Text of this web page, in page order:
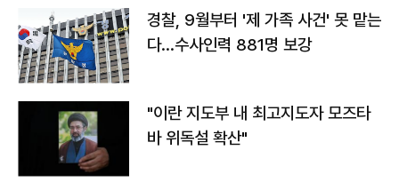
경찰, 9월부터 '제 가족 사건' 못 맡는
다…수사인력 881명 보강
"이란 지도부 내 최고지도자 모즈타
바 위독설 확산"